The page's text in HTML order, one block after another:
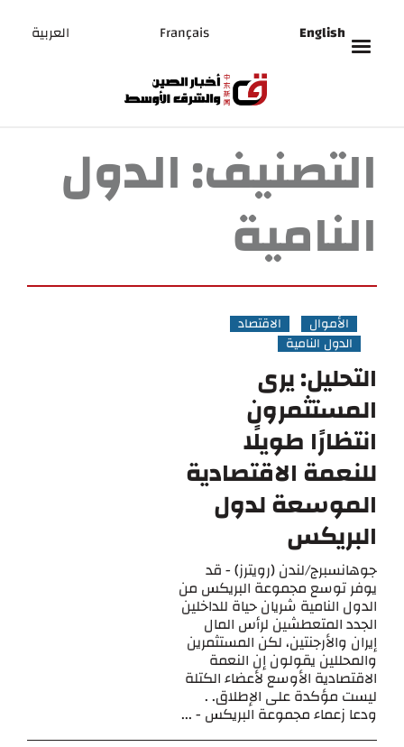
English
Français العربية
التصنيف:الدول
النامية
الأموال
الاقتصاد
الدول النامية
التحليل: يرى
المستثمرون
انتظارًا طويلًا
للنعمة الاقتصادية
الموسعة لدول
البريكس
جوهانسبرج/لندن (رويترز) - قد
يوفر توسع مجموعة البريكس من
الدول النامية شريان حياة للداخلين
الجدد المتعطشين لرأس المال
إيران والأرجنتين، لكن المستثمرين
والمحللين يقولون إن النعمة
الاقتصادية الأوسع لأعضاء الكتلة
ليست مؤكدة على الإطلاق. .
ودعا زعماء مجموعة البريكس - ...